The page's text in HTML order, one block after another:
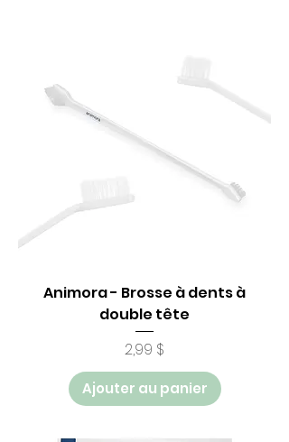
Animora - Brosse à dents à
double tête
Prix
2,99 $
Ajouter au panier